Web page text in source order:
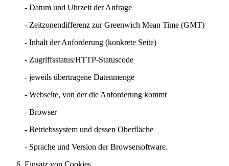
- Datum und Uhrzeit der Anfrage
- Zeitzonendifferenz zur Greenwich Mean Time (GMT)
- Inhalt der Anforderung (konkrete Seite)
- Zugriffsstatus/HTTP-Statuscode
- jeweils übertragene Datenmenge
- Webseite, von der die Anforderung kommt
- Browser
- Betriebssystem und dessen Oberfläche
- Sprache und Version der Browsersoftware.
Einsatz von Cookies